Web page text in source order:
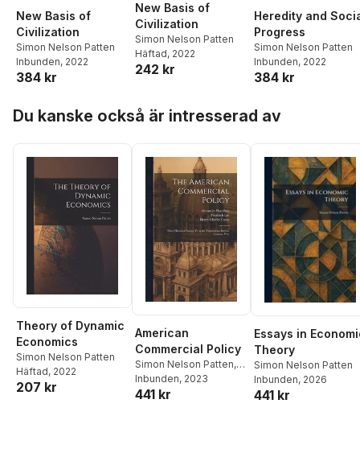
New Basis of
Civilization
Simon Nelson Patten
Inbunden, 2022
384 kr
New Basis of
Civilization
Simon Nelson Patten
Häftad, 2022
242 kr
Heredity and
Progress
Simon Nelson Patten
Inbunden, 2022
384 kr
Du kanske också är intresserad av
Theory of Dynamic
Economics
Simon Nelson Patten
Häftad, 2022
207 kr
American
Commercial Policy
Simon Nelson Patten,
Henry Charles Carey
Ugo Rabbeno
Inbunden, 2023
441 kr
Essays in
Theory
Simon Nelson Patten
Inbunden, 2026
441 kr